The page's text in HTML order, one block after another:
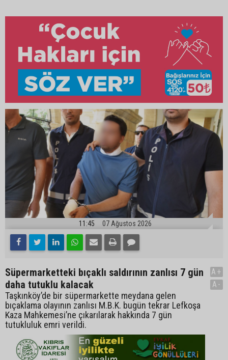
11:45 07 Ağustos 2026
Süpermarketteki bıçaklı saldırının zanlısı 7 gün
daha tutuklu kalacak
Taşkınköy’de bir süpermarkette meydana gelen
bıçaklama olayının zanlısı M.B.K. bugün tekrar Lefkoşa
Kaza Mahkemesi’ne çıkarılarak hakkında 7 gün
tutukluluk emri verildi.
A+
A-